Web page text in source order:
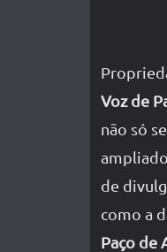
Voz de
não só
de
como a
Paço de